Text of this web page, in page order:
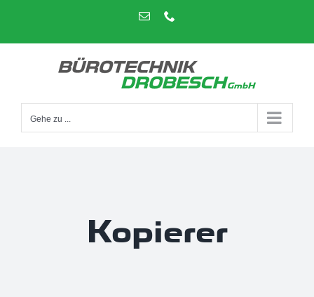
E-
Gehe zu ...
Kopierer